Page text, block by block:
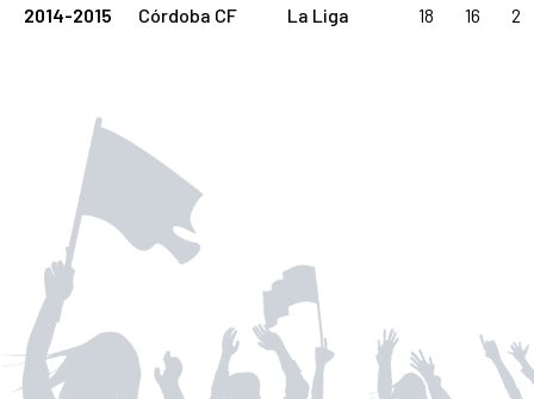
2014-2015 Córdoba CF La Liga 18 16 2